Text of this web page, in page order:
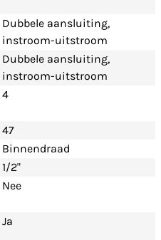
Dubbele aansluiting,
instroom-uitstroom
Dubbele aansluiting,
instroom-uitstroom
4
47
Binnendraad
1/2"
Nee
Ja